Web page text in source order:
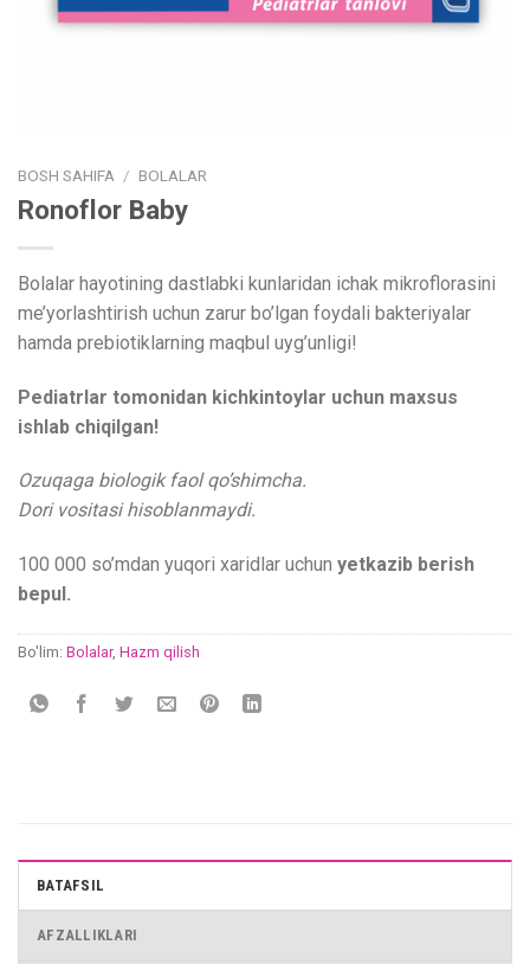
BOSH SAHIFA / BOLALAR
Ronoflor Baby
Bolalar hayotining dastlabki kunlaridan ichak mikroflorasini
me’yorlashtirish uchun zarur bo’lgan foydali bakteriyalar
hamda prebiotiklarning maqbul uyg’unligi!
Pediatrlar tomonidan kichkintoylar uchun maxsus
ishlab chiqilgan!
Ozuqaga biologik faol qo’shimcha.
Dori vositasi hisoblanmaydi.
100 000 so’mdan yuqori xaridlar uchun yetkazib berish
bepul.
Bo'lim: Bolalar, Hazm qilish
BATAFSIL
AFZALLIKLARI